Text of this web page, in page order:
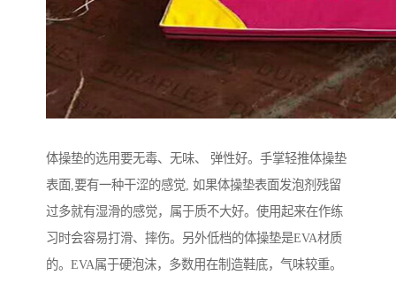
体操垫的选用要无毒、无味、 弹性好。手掌轻推体操垫
表面,要有一种干涩的感觉, 如果体操垫表面发泡剂残留
过多就有湿滑的感觉，属于质不大好。使用起来在作练
习时会容易打滑、摔伤。另外低档的体操垫是EVA材质
的。EVA属于硬泡沫，多数用在制造鞋底，气味较重。